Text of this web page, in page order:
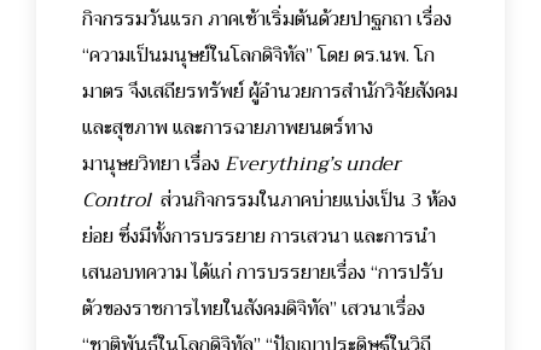
กิจกรรมวันแรก ภาคเช้าเริ่มต้นด้วยปาฐกถา เรื่อง
“ความเป็นมนุษย์ในโลกดิจิทัล” โดย ดร.นพ. โก
มาตร จึงเสถียรทรัพย์ ผู้อำนวยการสำนักวิจัยสังคม
และสุขภาพ และการฉายภาพยนตร์ทาง
มานุษยวิทยา เรื่องEverything’s under
Control ส่วนกิจกรรมในภาคบ่ายแบ่งเป็น 3 ห้อง
ย่อย ซึ่งมีทั้งการบรรยาย การเสวนา และการนำ
เสนอบทความ ได้แก่ การบรรยายเรื่อง “การปรับ
ตัวของราชการไทยในสังคมดิจิทัล” เสวนาเรื่อง